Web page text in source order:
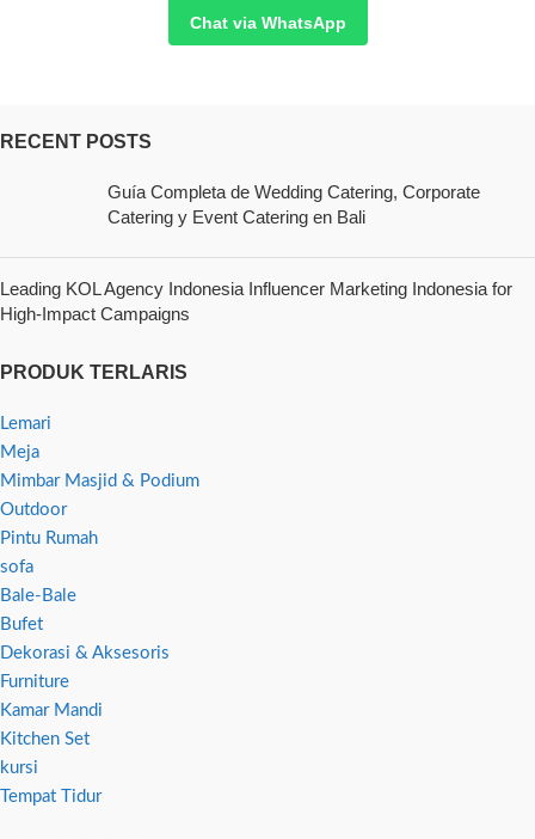
Chat via WhatsApp
RECENT POSTS
Guía Completa de Wedding Catering, Corporate
Catering y Event Catering en Bali
Leading KOL Agency Indonesia Influencer Marketing Indonesia for
High-Impact Campaigns
PRODUK TERLARIS
Lemari
Meja
Mimbar Masjid & Podium
Outdoor
Pintu Rumah
sofa
Bale-Bale
Bufet
Dekorasi & Aksesoris
Furniture
Kamar Mandi
Kitchen Set
kursi
Tempat Tidur